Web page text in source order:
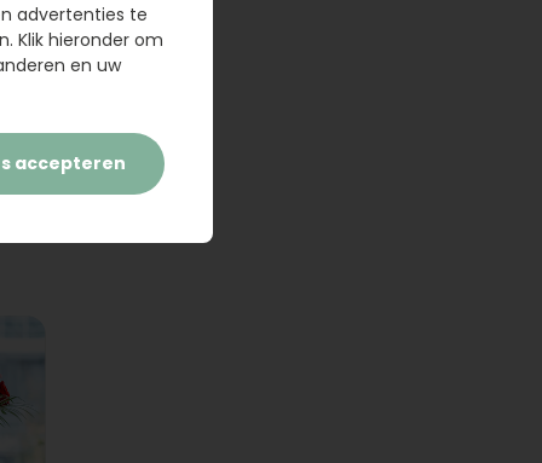
advertenties te
Klik hieronder om
en uw
accepteren